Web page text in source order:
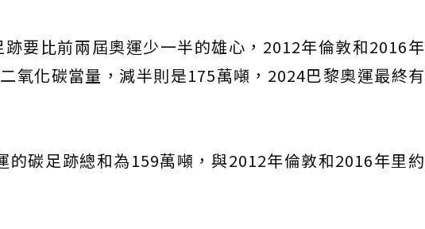
要比前兩屆奧運少一半的雄心，2012年倫敦和2016年
氧化碳當量，減半則是175萬噸，2024巴黎奧運最終有
的碳足跡總和為159萬噸，與2012年倫敦和2016年里約